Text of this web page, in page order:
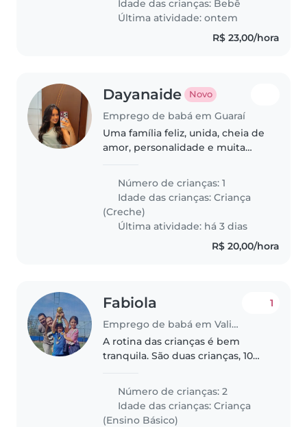
período integral. Preciso de uma
pessoa..
Idade das crianças: Bebê
Última atividade: ontem
R$ 23,00/hora
Dayanaide Novo
Emprego de babá em Guaraí
Uma família feliz, unida, cheia de
amor, personalidade e muita
Número de crianças: 1
Idade das crianças:Criança
(Creche)
Última atividade: há 3 dias
R$ 20,00/hora
Fabiola
Emprego de babá em Valinhos
1
A rotina das crianças é bem
tranquila. São duas crianças, 10
de segunda a sexta-feira, das 15h
às 20h00. A babá deverá buscá-
los no colégio, que..
Número de crianças: 2
Idade das crianças:Criança
(Ensino Básico)